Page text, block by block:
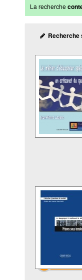
La recherche
Recherche